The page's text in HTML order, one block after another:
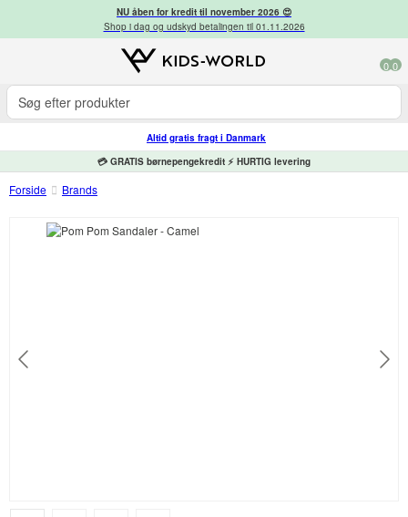
NU åben for kredit til november 2026 😍
Shop i dag og udskyd betalingen til 01.11.2026
0 0
Altid gratis fragt i Danmark
💳 GRATIS børnepengekredit ⚡ HURTIG levering
Forside Brands